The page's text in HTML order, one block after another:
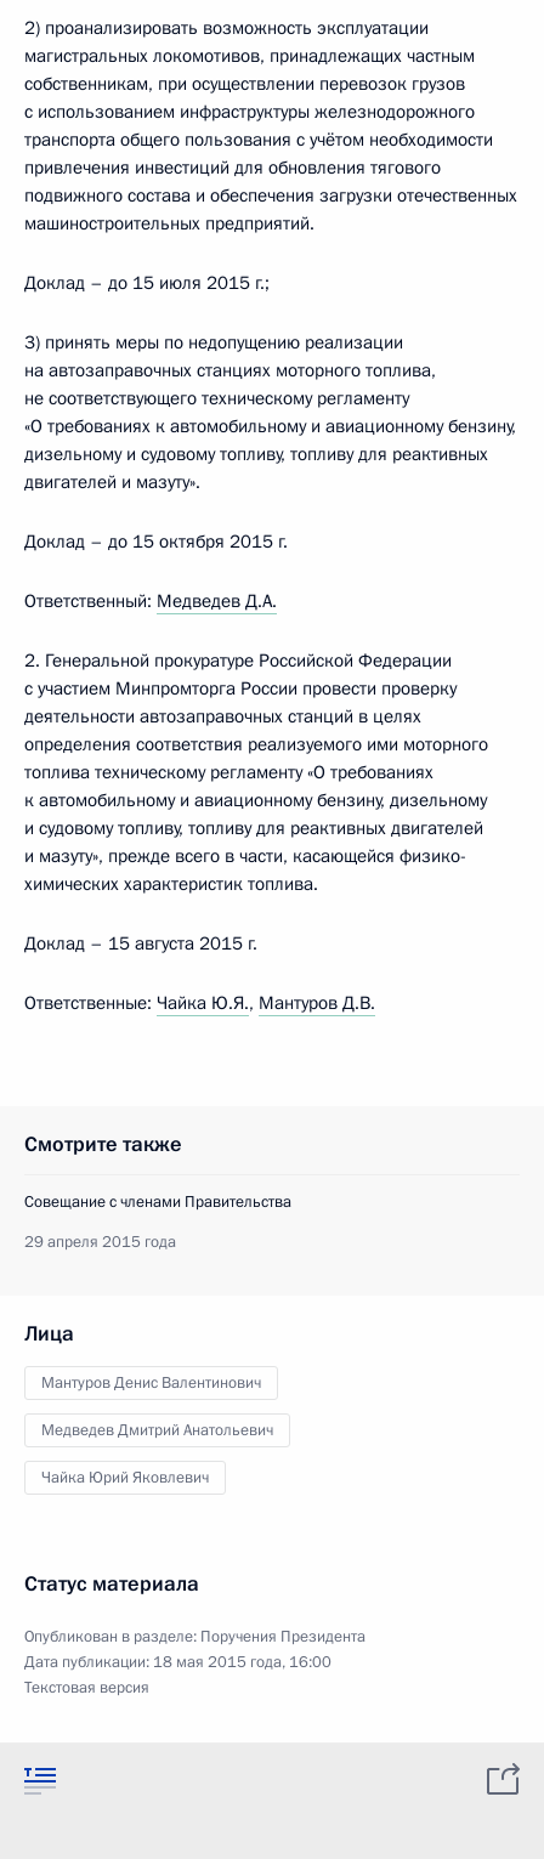
2) проанализировать возможность эксплуатации
магистральных локомотивов, принадлежащих частным
собственникам, при осуществлении перевозок грузов
с использованием инфраструктуры железнодорожного
транспорта общего пользования с учётом необходимости
привлечения инвестиций для обновления тягового
подвижного состава и обеспечения загрузки отечественных
машиностроительных предприятий.
Доклад – до 15 июля 2015 г.;
3) принять меры по недопущению реализации
на автозаправочных станциях моторного топлива,
не соответствующего техническому регламенту
«О требованиях к автомобильному и авиационному бензину,
дизельному и судовому топливу, топливу для реактивных
двигателей и мазуту».
Доклад – до 15 октября 2015 г.
Ответственный: Медведев Д.А.
2. Генеральной прокуратуре Российской Федерации
с участием Минпромторга России провести проверку
деятельности автозаправочных станций в целях
определения соответствия реализуемого ими моторного
топлива техническому регламенту «О требованиях
к автомобильному и авиационному бензину, дизельному
и судовому топливу, топливу для реактивных двигателей
и мазуту», прежде всего в части, касающейся физико-
химических характеристик топлива.
Доклад – 15 августа 2015 г.
Ответственные: Чайка Ю.Я., Мантуров Д.В.
Смотрите также
Совещание с членами Правительства
29 апреля 2015 года
Лица
Мантуров Денис Валентинович
Медведев Дмитрий Анатольевич
Чайка Юрий Яковлевич
Статус материала
Опубликован в разделе: Поручения Президента
Дата публикации: 18 мая 2015 года, 16:00
Текстовая версия